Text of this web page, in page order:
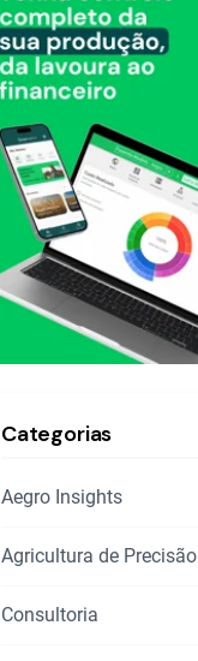
Categorias
Aegro Insights
Agricultura de Precisão
Consultoria